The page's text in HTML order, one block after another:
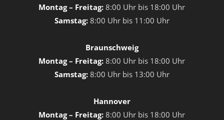
Montag – Freitag:8:00 Uhr bis 18:00 Uhr
Samstag:8:00 Uhr bis 11:00 Uhr
Braunschweig
Montag – Freitag:8:00 Uhr bis 18:00 Uhr
Samstag: 8:00 Uhr bis 13:00 Uhr
Hannover
Montag – Freitag:8:00 Uhr bis 18:00 Uhr